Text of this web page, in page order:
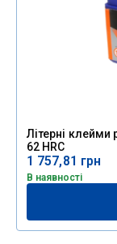
Літерні
62 HRC
1 757,81 грн
В наявності